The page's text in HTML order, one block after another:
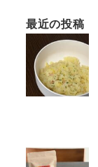
最近の投稿